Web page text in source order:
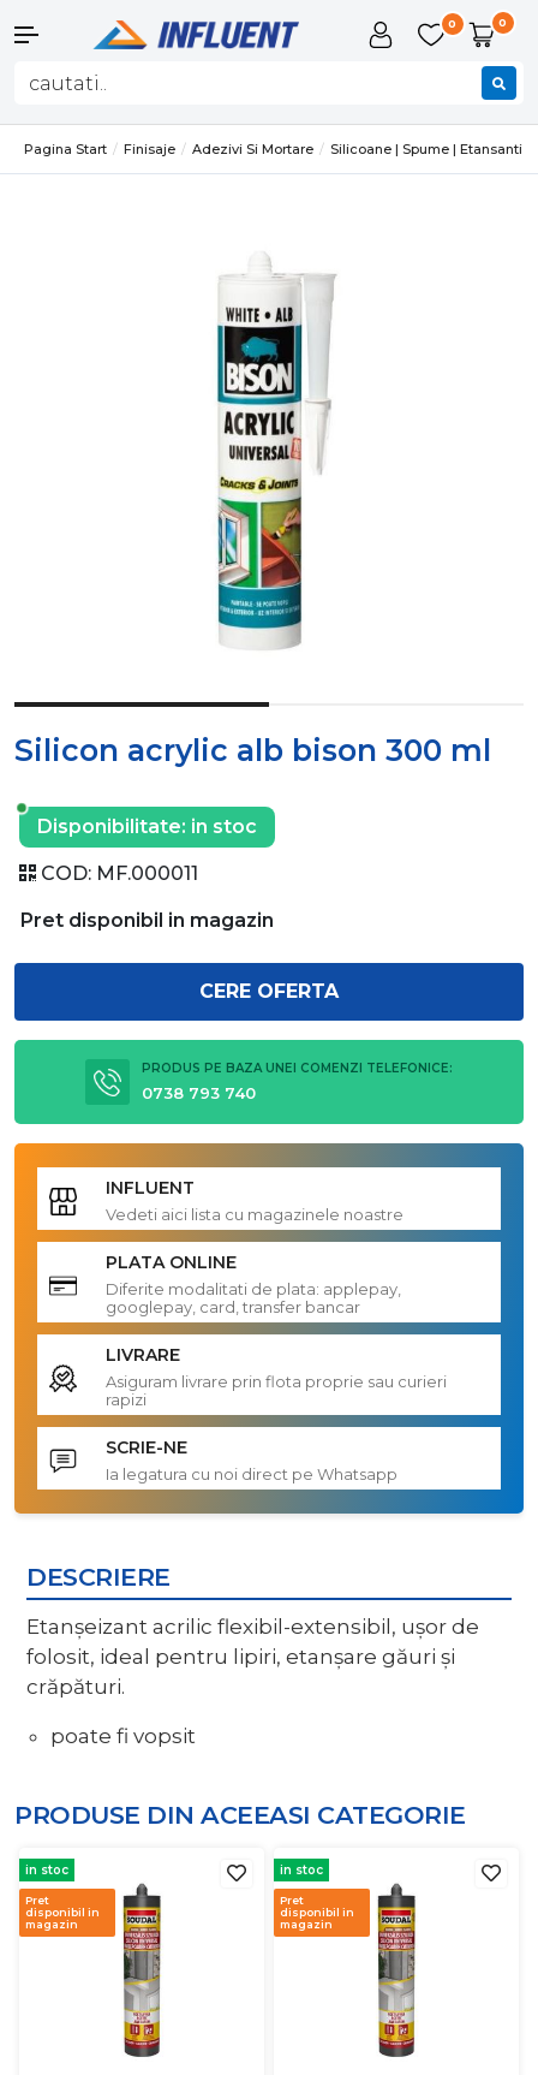
0 0
Pagina Start Finisaje Adezivi Si Mortare Silicoane | Spume | Etansanti
Silicon acrylic alb bison 300 ml
Disponibilitate: in stoc
COD: MF.000011
Pret disponibil in magazin
CERE OFERTA
PRODUS PE BAZA UNEI COMENZI TELEFONICE:
0738 793 740
INFLUENT
Vedeti aici lista cu magazinele noastre
PLATA ONLINE
Diferite modalitati de plata: applepay,
googlepay, card, transfer bancar
LIVRARE
Asiguram livrare prin flota proprie sau curieri
rapizi
SCRIE-NE
Ia legatura cu noi direct pe Whatsapp
DESCRIERE
Etanşeizant acrilic flexibil-extensibil, uşor de
folosit, ideal pentru lipiri, etanşare găuri şi
crăpături.
poate fi vopsit
PRODUSE DIN ACEEASI CATEGORIE
in stoc
Pret
disponibil in
magazin
in stoc
Pret
disponibil in
magazin